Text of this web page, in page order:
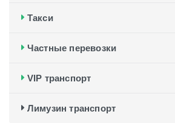
Такси
Частные перевозки
VIP транспорт
Лимузин транспорт